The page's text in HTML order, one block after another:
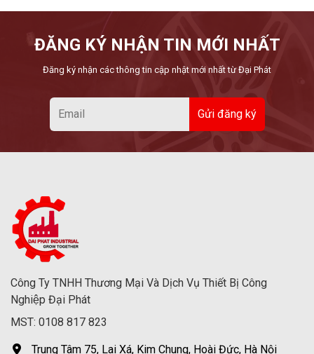
ĐĂNG KÝ NHẬN TIN MỚI NHẤT
Đăng ký nhận các thông tin cập nhật mới nhất từ Đại Phát
Công Ty TNHH Thương Mại Và Dịch Vụ Thiết Bị Công
Nghiệp Đại Phát
MST: 0108 817 823
Trung Tâm 75, Lai Xá, Kim Chung, Hoài Đức, Hà Nội